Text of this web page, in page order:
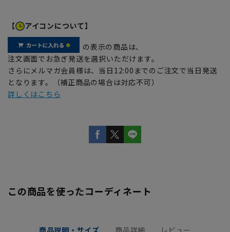
【 アイコンについて】
の表示の商品は、
注文画面でお急ぎ発送を選択いただけます。
さらにメルマガ会員様は、当日12:00までのご注文で当日発送
となります。（補正商品の場合は対応不可）
詳しくはこちら
この商品を使ったコーディネート
商品説明・サイズ 商品詳細 レビュー